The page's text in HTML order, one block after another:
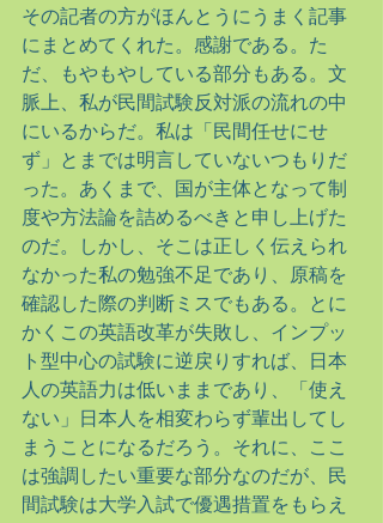
その記者の方がほんとうにうまく記事
にまとめてくれた。感謝である。た
だ、もやもやしている部分もある。文
脈上、私が民間試験反対派の流れの中
にいるからだ。私は「民間任せにせ
ず」とまでは明言していないつもりだ
った。あくまで、国が主体となって制
度や方法論を詰めるべきと申し上げた
のだ。しかし、そこは正しく伝えられ
なかった私の勉強不足であり、原稿を
確認した際の判断ミスでもある。とに
かくこの英語改革が失敗し、インプッ
ト型中心の試験に逆戻りすれば、日本
人の英語力は低いままであり、「使え
ない」日本人を相変わらず輩出してし
まうことになるだろう。それに、ここ
は強調したい重要な部分なのだが、民
間試験は大学入試で優遇措置をもらえ